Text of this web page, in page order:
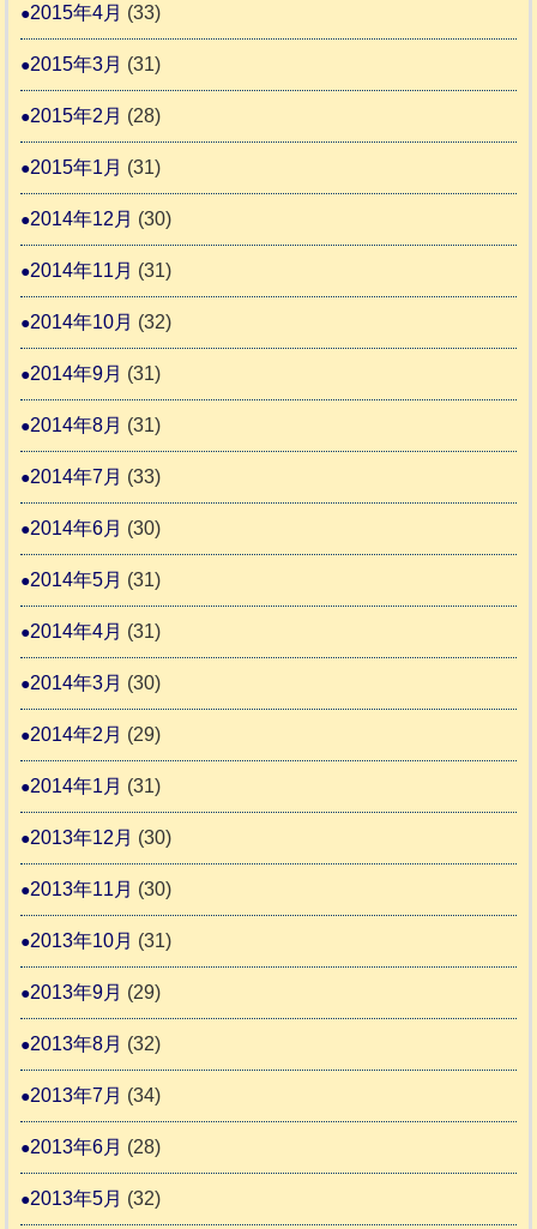
2015年4月 (33)
2015年3月 (31)
2015年2月 (28)
2015年1月 (31)
2014年12月 (30)
2014年11月 (31)
2014年10月 (32)
2014年9月 (31)
2014年8月 (31)
2014年7月 (33)
2014年6月 (30)
2014年5月 (31)
2014年4月 (31)
2014年3月 (30)
2014年2月 (29)
2014年1月 (31)
2013年12月 (30)
2013年11月 (30)
2013年10月 (31)
2013年9月 (29)
2013年8月 (32)
2013年7月 (34)
2013年6月 (28)
2013年5月 (32)